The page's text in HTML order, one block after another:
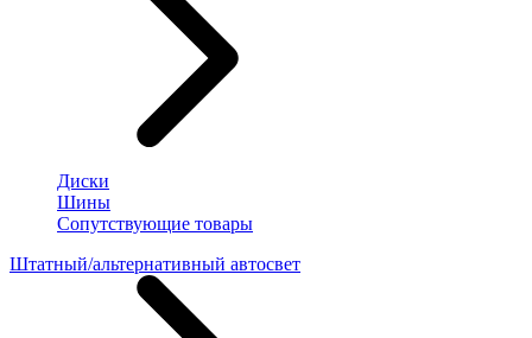
Диски
Шины
Сопутствующие товары
Штатный/альтернативный автосвет